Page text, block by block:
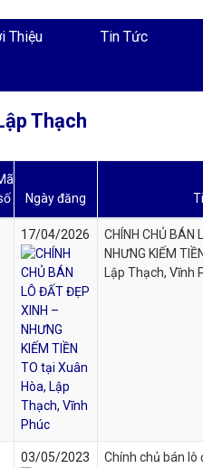
Thiệu Tin Tức
Thạch
Ngày đăng
17/04/2026
CHÍNH CHỦ BÁN
NHƯNG KIẾM
Lập Thạch, Vĩnh
03/05/2023
Chính chủ bán